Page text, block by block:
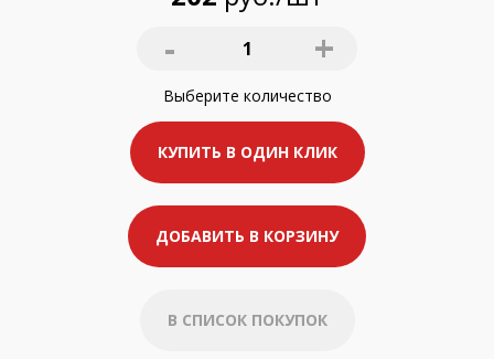
- 1 +
Выберите количество
КУПИТЬ В ОДИН КЛИК
ДОБАВИТЬ В КОРЗИНУ
В СПИСОК ПОКУПОК